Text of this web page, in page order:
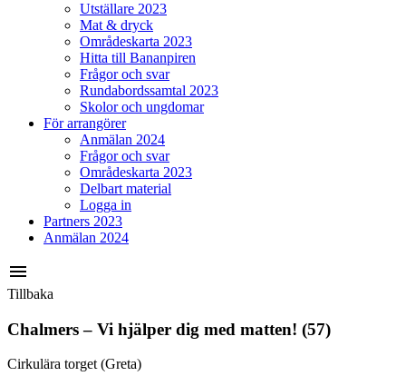
Utställare 2023
Mat & dryck
Områdeskarta 2023
Hitta till Bananpiren
Frågor och svar
Rundabordssamtal 2023
Skolor och ungdomar
För arrangörer
Anmälan 2024
Frågor och svar
Områdeskarta 2023
Delbart material
Logga in
Partners 2023
Anmälan 2024
menu
Tillbaka
Chalmers – Vi hjälper dig med matten! (57)
Cirkulära torget (Greta)